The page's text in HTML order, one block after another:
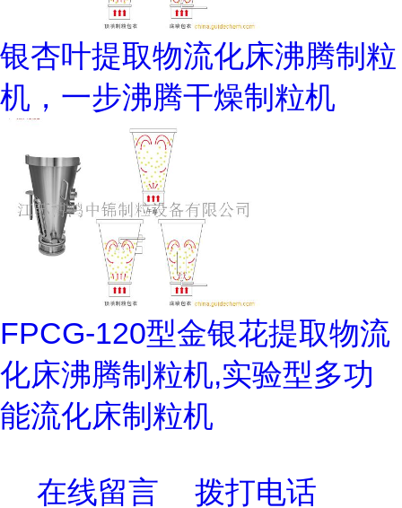
银杏叶提取物流化床沸腾制粒
机，一步沸腾干燥制粒机
FPCG-120型金银花提取物流
化床沸腾制粒机,实验型多功
能流化床制粒机
在线留言 拨打电话